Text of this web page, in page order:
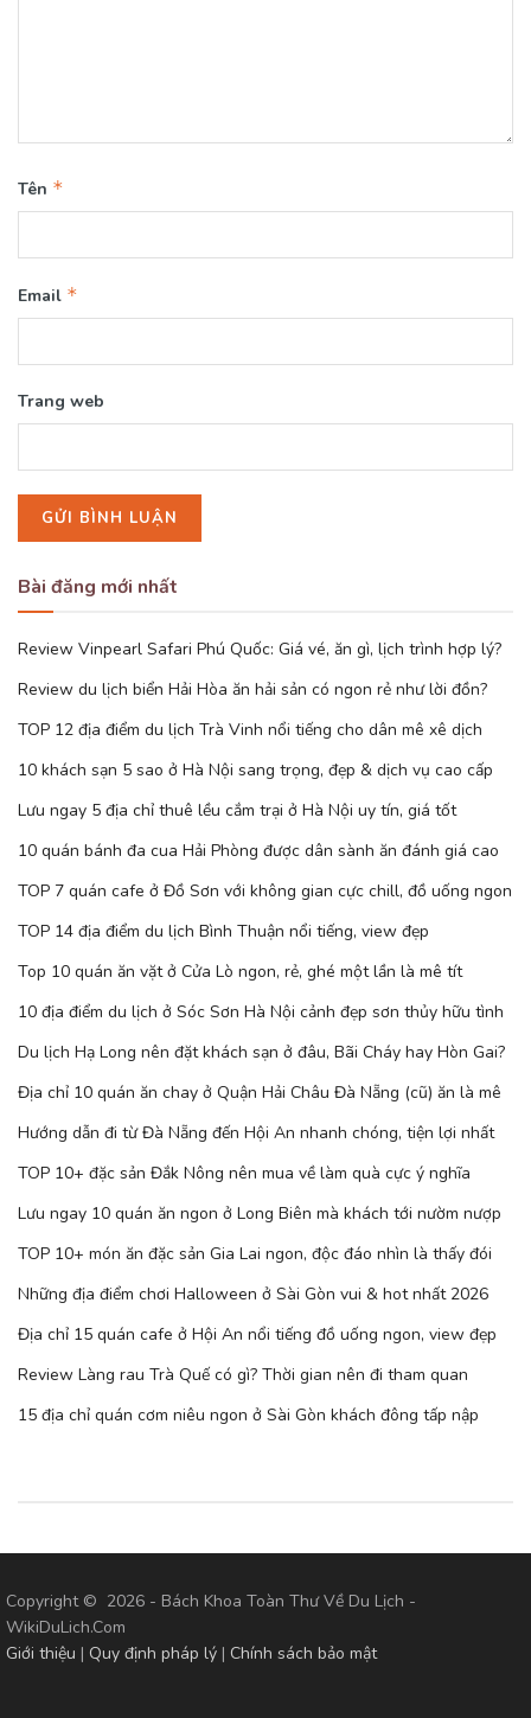
Tên *
Email *
Trang web
Bài đăng mới nhất
Review Vinpearl Safari Phú Quốc: Giá vé, ăn gì, lịch trình hợp lý?
Review du lịch biển Hải Hòa ăn hải sản có ngon rẻ như lời đồn?
TOP 12 địa điểm du lịch Trà Vinh nổi tiếng cho dân mê xê dịch
10 khách sạn 5 sao ở Hà Nội sang trọng, đẹp & dịch vụ cao cấp
Lưu ngay 5 địa chỉ thuê lều cắm trại ở Hà Nội uy tín, giá tốt
10 quán bánh đa cua Hải Phòng được dân sành ăn đánh giá cao
TOP 7 quán cafe ở Đồ Sơn với không gian cực chill, đồ uống ngon
TOP 14 địa điểm du lịch Bình Thuận nổi tiếng, view đẹp
Top 10 quán ăn vặt ở Cửa Lò ngon, rẻ, ghé một lần là mê tít
10 địa điểm du lịch ở Sóc Sơn Hà Nội cảnh đẹp sơn thủy hữu tình
Du lịch Hạ Long nên đặt khách sạn ở đâu, Bãi Cháy hay Hòn Gai?
Địa chỉ 10 quán ăn chay ở Quận Hải Châu Đà Nẵng (cũ) ăn là mê
Hướng dẫn đi từ Đà Nẵng đến Hội An nhanh chóng, tiện lợi nhất
TOP 10+ đặc sản Đắk Nông nên mua về làm quà cực ý nghĩa
Lưu ngay 10 quán ăn ngon ở Long Biên mà khách tới nườm nượp
TOP 10+ món ăn đặc sản Gia Lai ngon, độc đáo nhìn là thấy đói
Những địa điểm chơi Halloween ở Sài Gòn vui & hot nhất 2026
Địa chỉ 15 quán cafe ở Hội An nổi tiếng đồ uống ngon, view đẹp
Review Làng rau Trà Quế có gì? Thời gian nên đi tham quan
15 địa chỉ quán cơm niêu ngon ở Sài Gòn khách đông tấp nập
Copyright © 2026 - Bách Khoa Toàn Thư Về Du Lịch -
WikiDuLich.Com
Giới thiệu | Quy định pháp lý | Chính sách bảo mật